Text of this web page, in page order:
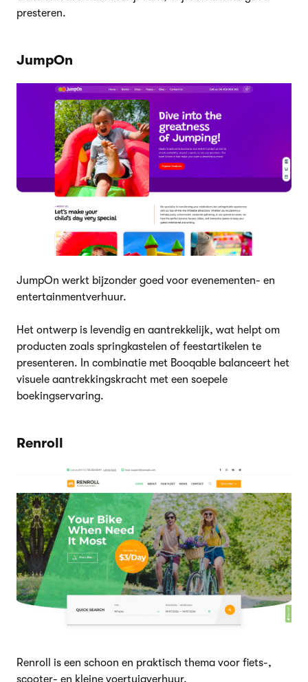
presteren.
JumpOn
JumpOn werkt bijzonder goed voor evenementen- en
entertainmentverhuur.
Het ontwerp is levendig en aantrekkelijk, wat helpt om
producten zoals springkastelen of feestartikelen te
presenteren. In combinatie met Booqable balanceert het
visuele aantrekkingskracht met een soepele
boekingservaring.
Renroll
Renroll is een schoon en praktisch thema voor fiets-,
scooter- en kleine voertuigverhuur.